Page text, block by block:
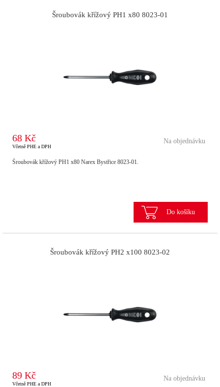
Šroubovák křížový PH1 x80 8023-01
68 Kč
Včetně PHE a DPH
Na objednávku
Šroubovák křížový PH1 x80 Narex Bystřice 8023-01.
Do košíku
Šroubovák křížový PH2 x100 8023-02
89 Kč
Včetně PHE a DPH
Na objednávku